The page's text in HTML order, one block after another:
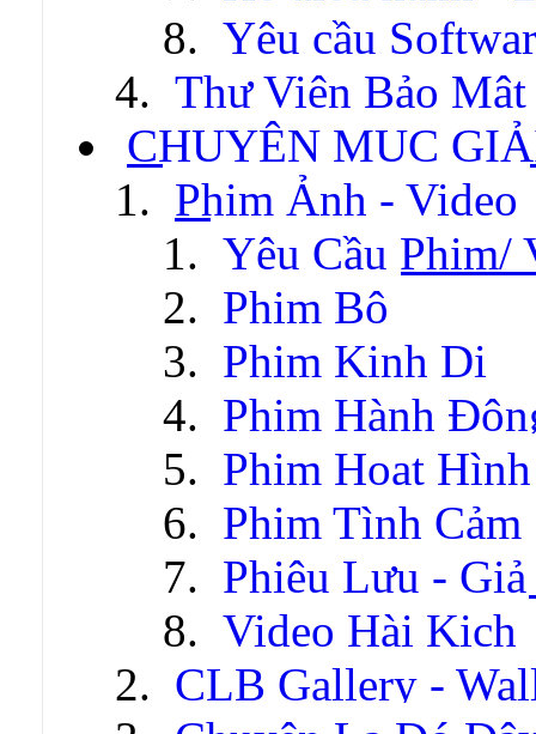
Yêu cầu
Thư Viện Bảo Mật
CHUYÊN MỤC
Phim Ảnh - Video
Yêu Cầu Phim/
Phim Bộ
Phim Kinh Dị
Phim Hành
Phim Hoạt Hình
Phim Tình Cảm
Phiêu Lưu -
Video Hài Kịch
CLB Gallery -